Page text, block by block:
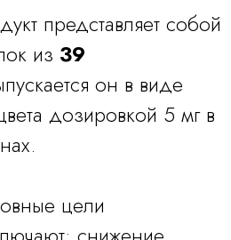
представляет собой
из 39
он в виде
дозировкой 5 мг в
цели